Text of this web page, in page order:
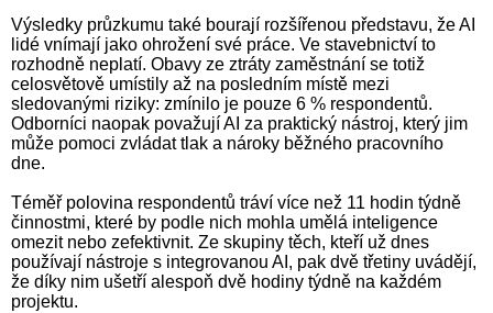
Výsledky průzkumu také bourají rozšířenou představu, že AI
lidé vnímají jako ohrožení své práce. Ve stavebnictví to
rozhodně neplatí. Obavy ze ztráty zaměstnání se totiž
celosvětově umístily až na posledním místě mezi
sledovanými riziky: zmínilo je pouze 6 % respondentů.
Odborníci naopak považují AI za praktický nástroj, který jim
může pomoci zvládat tlak a nároky běžného pracovního
dne.
Téměř polovina respondentů tráví více než 11 hodin týdně
činnostmi, které by podle nich mohla umělá inteligence
omezit nebo zefektivnit. Ze skupiny těch, kteří už dnes
používají nástroje s integrovanou AI, pak dvě třetiny uvádějí,
že díky nim ušetří alespoň dvě hodiny týdně na každém
projektu.